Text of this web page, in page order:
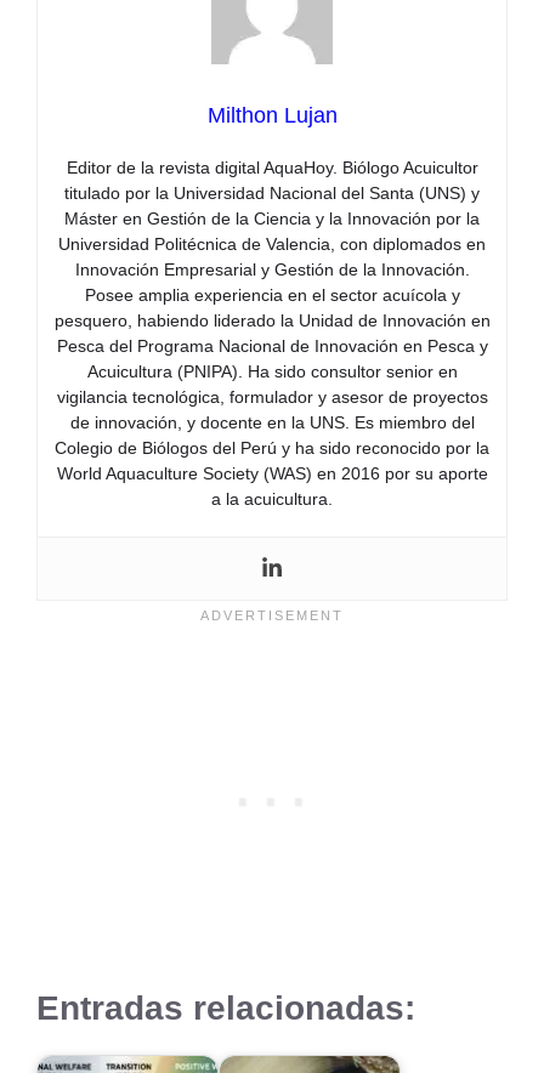
Milthon Lujan
Editor de la revista digital AquaHoy. Biólogo Acuicultor
titulado por la Universidad Nacional del Santa (UNS) y
Máster en Gestión de la Ciencia y la Innovación por la
Universidad Politécnica de Valencia, con diplomados en
Innovación Empresarial y Gestión de la Innovación.
Posee amplia experiencia en el sector acuícola y
pesquero, habiendo liderado la Unidad de Innovación en
Pesca del Programa Nacional de Innovación en Pesca y
Acuicultura (PNIPA). Ha sido consultor senior en
vigilancia tecnológica, formulador y asesor de proyectos
de innovación, y docente en la UNS. Es miembro del
Colegio de Biólogos del Perú y ha sido reconocido por la
World Aquaculture Society (WAS) en 2016 por su aporte
a la acuicultura.
Entradas relacionadas: